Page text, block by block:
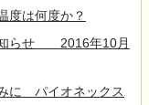
度は何度か？
知らせ 2016年10月
に パイオネックス